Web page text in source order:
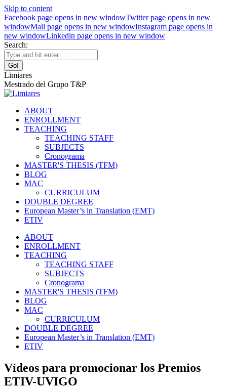
Skip to content
Facebook page opens in new windowTwitter page opens in new
windowMail page opens in new windowInstagram page opens in
new windowLinkedin page opens in new window
Search:
Limiares
Mestrado del Grupo T&P
ABOUT
ENROLLMENT
TEACHING
TEACHING STAFF
SUBJECTS
Cronograma
MASTER'S THESIS (TFM)
BLOG
MAC
CURRICULUM
DOUBLE DEGREE
European Master’s in Translation (EMT)
ETIV
ABOUT
ENROLLMENT
TEACHING
TEACHING STAFF
SUBJECTS
Cronograma
MASTER'S THESIS (TFM)
BLOG
MAC
CURRICULUM
DOUBLE DEGREE
European Master’s in Translation (EMT)
ETIV
Vídeos para promocionar los Premios
ETIV-UVIGO